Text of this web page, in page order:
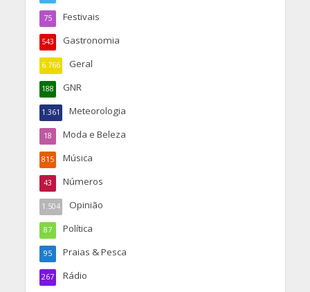
Festivais
75
Gastronomia
543
Geral
6.766
GNR
188
Meteorologia
1.361
Moda e Beleza
18
Música
815
Números
43
Opinião
1.504
Política
87
Praias & Pesca
95
Rádio
267